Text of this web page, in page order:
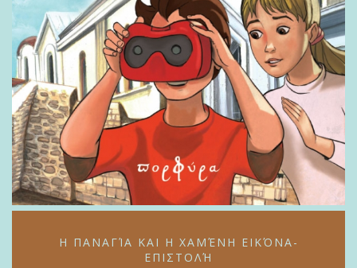
Η ΠΑΝΑΓΊΑ ΚΑΙ Η ΧΑΜΈΝΗ ΕΙΚΌΝΑ-
ΕΠΙΣΤΟΛΉ